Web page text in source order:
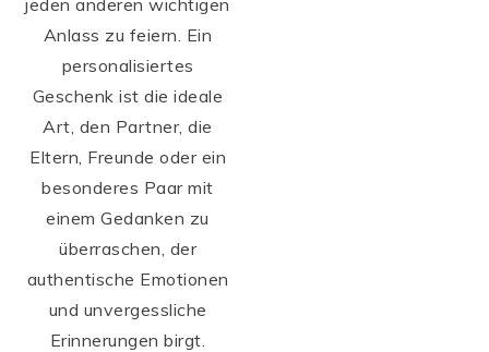
Anlass zu feiern. Ein
personalisiertes
Geschenk ist die ideale
Art, den Partner, die
Eltern, Freunde oder ein
besonderes Paar mit
einem Gedanken zu
überraschen, der
authentische Emotionen
und unvergessliche
Erinnerungen birgt.